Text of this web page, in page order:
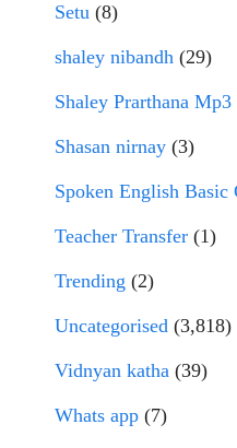
Setu (8)
shaley nibandh (29)
Shaley Prarthana Mp3
Shasan nirnay (3)
Spoken English Basic
Teacher Transfer (1)
Trending (2)
Uncategorised (3,818)
Vidnyan katha (39)
Whats app (7)